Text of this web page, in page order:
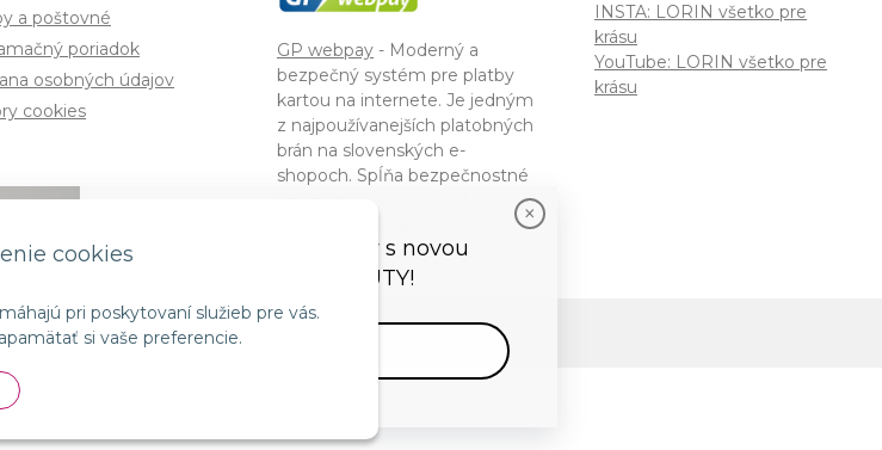
cookies
pri poskytovaní služieb pre vás.
si vaše preferencie.
a poštovné
poriadok
osobných údajov
cookies
GP webpay - Moderný a
bezpečný systém pre platby
kartou na internete. Je jedným
z najpoužívanejších platobných
brán na slovenských e-
shopoch. Spĺňa bezpečnostné
požiadavky Mastercard, VISA a
INSTA: LORIN všetko pre
krásu
YouTube: LORIN všetko pre
krásu
© 2026 lorin •NextShop&e-shop Pohoda Connector NextCom s.r.o.
Spojenie prírody a vedy s novou
kozmetikou GMT BEAUTY!